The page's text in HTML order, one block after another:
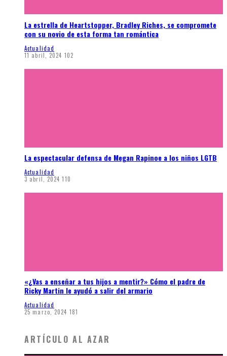
La estrella de Heartstopper, Bradley Riches, se compromete
con su novio de esta forma tan romántica
Actualidad
11 abril, 2024 102
La espectacular defensa de Megan Rapinoe a los niños LGTB
Actualidad
3 abril, 2024 110
«¿Vas a enseñar a tus hijos a mentir?» Cómo el padre de
Ricky Martin le ayudó a salir del armario
Actualidad
25 marzo, 2024 181
ARTÍCULO AL AZAR